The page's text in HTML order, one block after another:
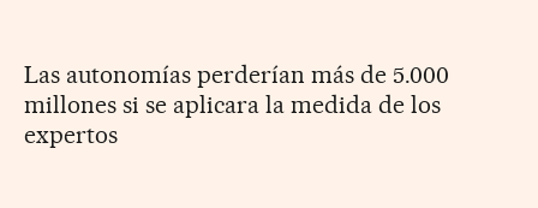
Las autonomías perderían más de 5.000
millones si se aplicara la medida de los
expertos